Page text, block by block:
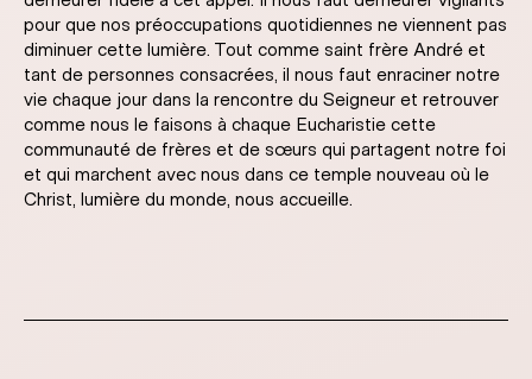
pour que nos préoccupations quotidiennes ne viennent pas
diminuer cette lumière. Tout comme saint frère André et
tant de personnes consacrées, il nous faut enraciner notre
vie chaque jour dans la rencontre du Seigneur et retrouver
comme nous le faisons à chaque Eucharistie cette
communauté de frères et de sœurs qui partagent notre foi
et qui marchent avec nous dans ce temple nouveau où le
Christ, lumière du monde, nous accueille.